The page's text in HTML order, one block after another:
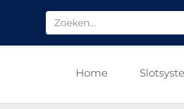
Home